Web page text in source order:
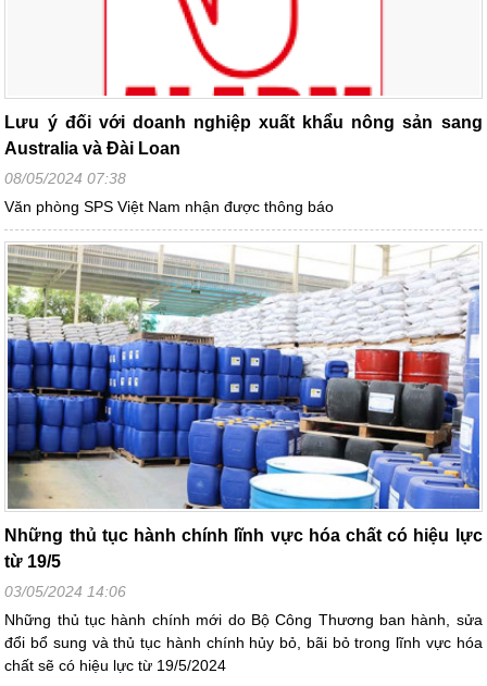
Lưu ý đối với doanh nghiệp xuất khẩu nông sản sang
Australia và Đài Loan
08/05/2024 07:38
Văn phòng SPS Việt Nam nhận được thông báo
Những thủ tục hành chính lĩnh vực hóa chất có hiệu lực
từ 19/5
03/05/2024 14:06
Những thủ tục hành chính mới do Bộ Công Thương ban hành, sửa
đổi bổ sung và thủ tục hành chính hủy bỏ, bãi bỏ trong lĩnh vực hóa
chất sẽ có hiệu lực từ 19/5/2024